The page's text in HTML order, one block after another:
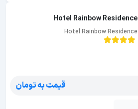
Hotel Rainbow Residence
Hotel Rainbow Residence
قیمت به تومان